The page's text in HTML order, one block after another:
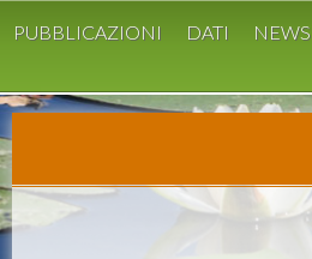
PUBBLICAZIONI DATI NEWS